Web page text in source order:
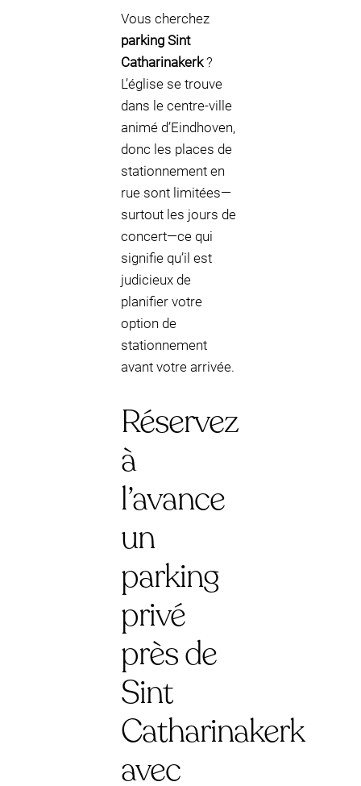
Vous cherchez
parking Sint
Catharinakerk?
L’église se trouve
dans le centre-ville
animé d’Eindhoven,
donc les places de
stationnement en
rue sont limitées—
surtout les jours de
concert—ce qui
signifie qu’il est
judicieux de
planifier votre
option de
stationnement
avant votre arrivée.
Réservez
à
l’avance
un
parking
privé
près de
Sint
Catharinakerk
avec